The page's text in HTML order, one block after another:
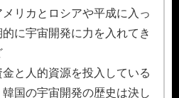
リカとロシアや平成に入っ
に宇宙開発に力を入れてき
と人的資源を投入している
国の宇宙開発の歴史は決し